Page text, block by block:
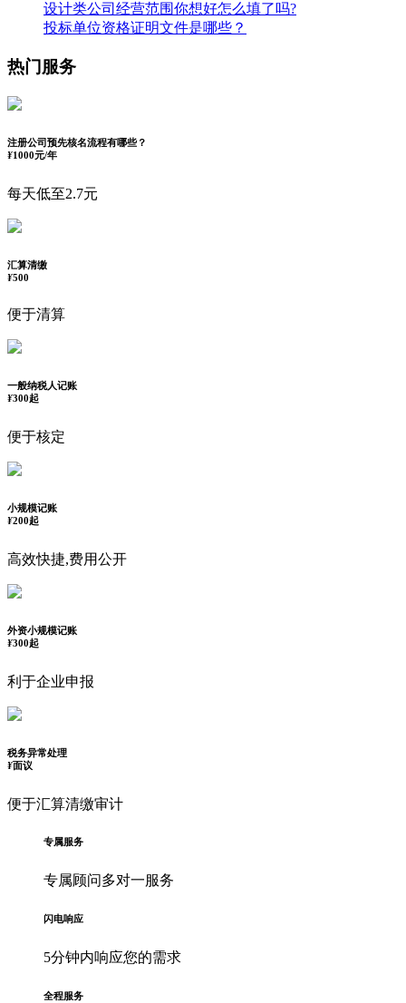
设计类公司经营范围你想好怎么填了吗?
投标单位资格证明文件是哪些？
热门服务
注册公司预先核名流程有哪些？
¥1000元/年
每天低至2.7元
汇算清缴
¥500
便于清算
一般纳税人记账
¥300起
便于核定
小规模记账
¥200起
高效快捷,费用公开
外资小规模记账
¥300起
利于企业申报
税务异常处理
¥面议
便于汇算清缴审计
专属服务
专属顾问多对一服务
闪电响应
5分钟内响应您的需求
全程服务